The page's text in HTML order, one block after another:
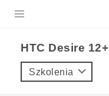
VIVE
HTC Desire 12+‎
Szkolenia